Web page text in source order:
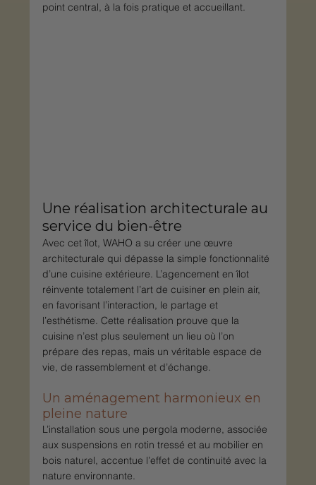
point central, à la fois pratique et accueillant.
Une réalisation architecturale au
service du bien-être
Avec cet îlot, WAHO a su créer une œuvre
architecturale qui dépasse la simple fonctionnalité
d’une cuisine extérieure. L’agencement en îlot
réinvente totalement l’art de cuisiner en plein air,
en favorisant l’interaction, le partage et
l’esthétisme. Cette réalisation prouve que la
cuisine n’est plus seulement un lieu où l’on
prépare des repas, mais un véritable espace de
vie, de rassemblement et d’échange.
Un aménagement harmonieux en
pleine nature
L’installation sous une pergola moderne, associée
aux suspensions en rotin tressé et au mobilier en
bois naturel, accentue l’effet de continuité avec la
nature environnante.